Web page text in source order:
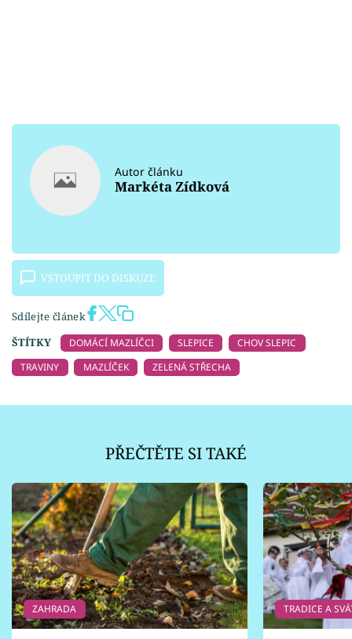
Autor článku
Markéta Zídková
VSTOUPIT DO DISKUZE
Sdílejte článek
ŠTÍTKY
DOMÁCÍ MAZLÍČCI SLEPICE
CHOV SLEPIC
TRAVINY
MAZLÍČEK ZELENÁ STŘECHA
PŘEČTĚTE SI TAKÉ
ZAHRADA TRADICE A